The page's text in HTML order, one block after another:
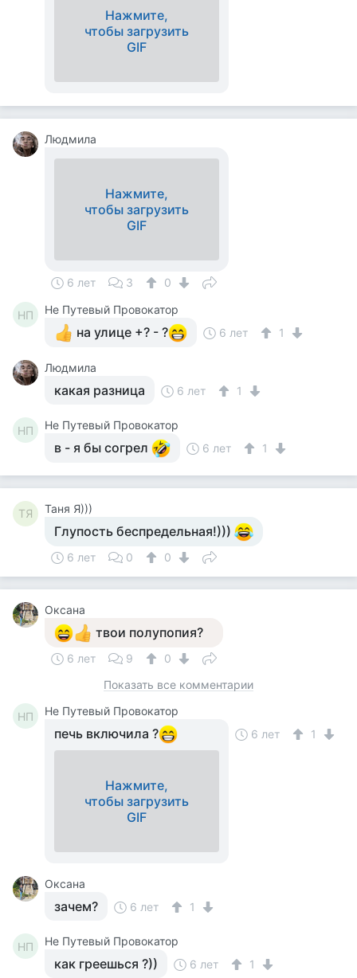
Нажмите,
чтобы загрузить
GIF
Людмила
Нажмите,
чтобы загрузить
GIF
6 лет 3 0
НП Не Путевый Провокатор
на улице +? - ? 6 лет 1
Людмила
какая разница 6 лет 1
НП Не Путевый Провокатор
в - я бы согрел 6 лет 1
ТЯ Таня Я)))
Глупость беспредельная!)))
6 лет 0 0
Оксана
твои полупопия?
6 лет 9
0
Показать все комментарии
НП Не Путевый Провокатор
печь включила ?
Нажмите,
чтобы загрузить
GIF
6 лет 1
Оксана
зачем? 6 лет 1
НП Не Путевый Провокатор
как греешься ?)) 6 лет 1